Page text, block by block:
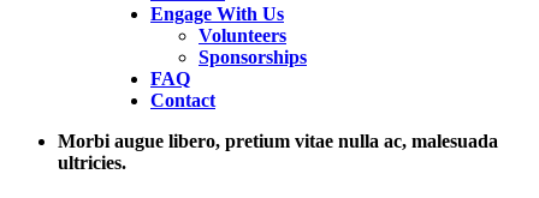
Engage With Us
Volunteers
Sponsorships
FAQ
Contact
Morbi augue libero, pretium vitae nulla ac, malesuada
ultricies.